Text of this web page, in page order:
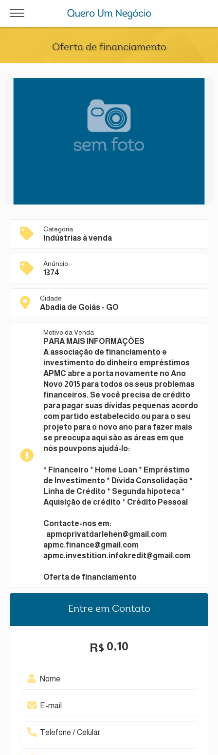
Oferta de financiamento
Categoria
Indústrias à venda
Anúncio
1374
Cidade
Abadia de Goiás - GO
Motivo da Venda
PARA MAIS INFORMAÇÕES
A associação de financiamento e
investimento do dinheiro empréstimos
APMC abre a porta novamente no Ano
Novo 2015 para todos os seus problemas
financeiros. Se você precisa de crédito
para pagar suas dívidas pequenas acordo
com partido estabelecido ou para o seu
projeto para o novo ano para fazer mais
se preocupa aqui são as áreas em que
nós pouvpons ajudá-lo:
* Financeiro * Home Loan * Empréstimo
de Investimento * Dívida Consolidação *
Linha de Crédito * Segunda hipoteca *
Aquisição de crédito * Crédito Pessoal
Contacte-nos em:
apmcprivatdarlehen@gmail.com
apmc.finance@gmail.com
apmc.investition.infokredit@gmail.com
Oferta de financiamento
Entre em Contato
R$ 0,10